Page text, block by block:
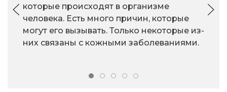
которые происходят в организме
человека. Есть много причин, которые
могут его вызывать. Только некоторые из-
них связаны с кожными заболеваниями.